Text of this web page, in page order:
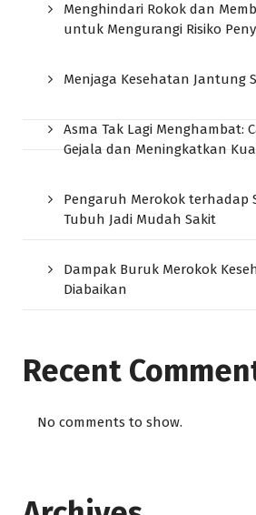
Menghindari Rokok dan
untuk Mengurangi Risiko
Menjaga Kesehatan Jantung
Asma Tak Lagi Menghambat:
Gejala dan Meningkatkan
Pengaruh Merokok terhadap
Tubuh Jadi Mudah Sakit
Dampak Buruk Merokok
Diabaikan
Recent
No comments to show.